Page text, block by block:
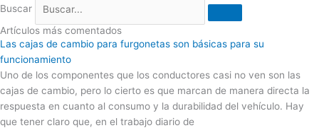
Buscar
Artículos más comentados
Las cajas de cambio para furgonetas son básicas para su
funcionamiento
Uno de los componentes que los conductores casi no ven son las
cajas de cambio, pero lo cierto es que marcan de manera directa la
respuesta en cuanto al consumo y la durabilidad del vehículo. Hay
que tener claro que, en el trabajo diario de